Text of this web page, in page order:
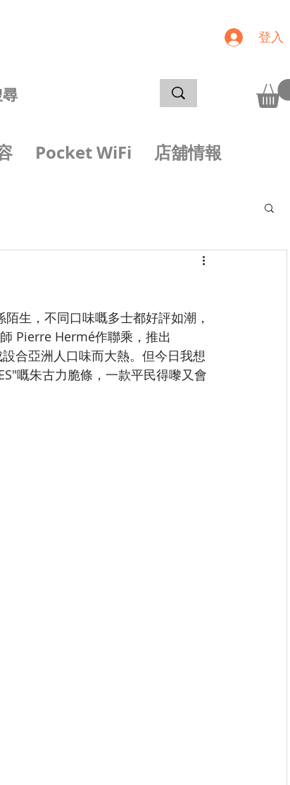
登入
Pocket WiFi 店舖情報
生，不同口味嘅多士都好評如潮，
Pierre Hermé作聯乘，推出
合亞洲人口味而大熱。但今日我想
嘅朱古力脆條，一款平民得嚟又會